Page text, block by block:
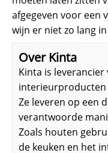
afgegeven voor een
wijn er niet zo lang
Over Kinta
Kinta is
interieurproducten
Ze leveren op een
verantwoorde
Zoals houten
de keuken en het